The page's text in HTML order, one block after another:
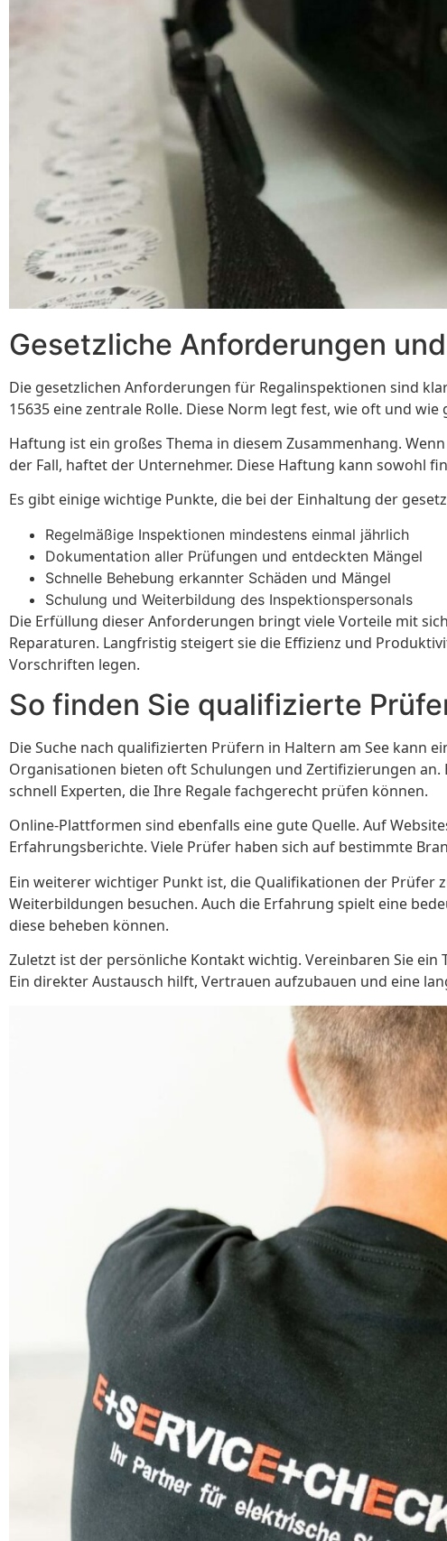
Gesetzliche Anforderungen
Die gesetzlichen Anforderungen für Regalinspektionen sind
15635 eine zentrale Rolle. Diese Norm legt fest, wie oft und
Haftung ist ein großes Thema in diesem Zusammenhang.
der Fall, haftet der Unternehmer. Diese Haftung kann sowohl
Es gibt einige wichtige Punkte, die bei der Einhaltung der
Regelmäßige Inspektionen mindestens einmal jährlich
Dokumentation aller Prüfungen und entdeckten Mängel
Schnelle Behebung erkannter Schäden und Mängel
Schulung und Weiterbildung des Inspektionspersonals
Die Erfüllung dieser Anforderungen bringt viele Vorteile mit
Reparaturen. Langfristig steigert sie die Effizienz und
Vorschriften legen.
So finden Sie qualifizierte
Die Suche nach qualifizierten Prüfern in Haltern am See kann
Organisationen bieten oft Schulungen und Zertifizierungen
schnell Experten, die Ihre Regale fachgerecht prüfen können.
Online-Plattformen sind ebenfalls eine gute Quelle. Auf
Erfahrungsberichte. Viele Prüfer haben sich auf bestimmte
Ein weiterer wichtiger Punkt ist, die Qualifikationen der Prüfer
Weiterbildungen besuchen. Auch die Erfahrung spielt eine
diese beheben können.
Zuletzt ist der persönliche Kontakt wichtig. Vereinbaren Sie
Ein direkter Austausch hilft, Vertrauen aufzubauen und eine